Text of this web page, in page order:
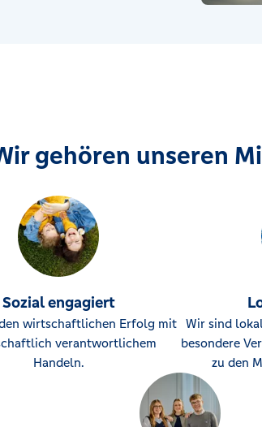
gehören unseren
Sozial engagiert
wirtschaftlichen Erfolg mit
verantwortlichem
Handeln.
Wir sind
besondere
zu den